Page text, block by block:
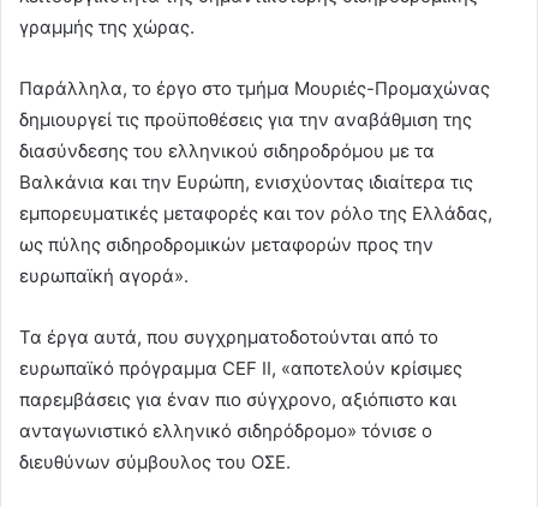
γραμμής της χώρας.
Παράλληλα, το έργο στο τμήμα Μουριές-Προμαχώνας
δημιουργεί τις προϋποθέσεις για την αναβάθμιση της
διασύνδεσης του ελληνικού σιδηροδρόμου με τα
Βαλκάνια και την Ευρώπη, ενισχύοντας ιδιαίτερα τις
εμπορευματικές μεταφορές και τον ρόλο της Ελλάδας,
ως πύλης σιδηροδρομικών μεταφορών προς την
ευρωπαϊκή αγορά».
Τα έργα αυτά, που συγχρηματοδοτούνται από το
ευρωπαϊκό πρόγραμμα CEF II, «αποτελούν κρίσιμες
παρεμβάσεις για έναν πιο σύγχρονο, αξιόπιστο και
ανταγωνιστικό ελληνικό σιδηρόδρομο» τόνισε ο
διευθύνων σύμβουλος του ΟΣΕ.